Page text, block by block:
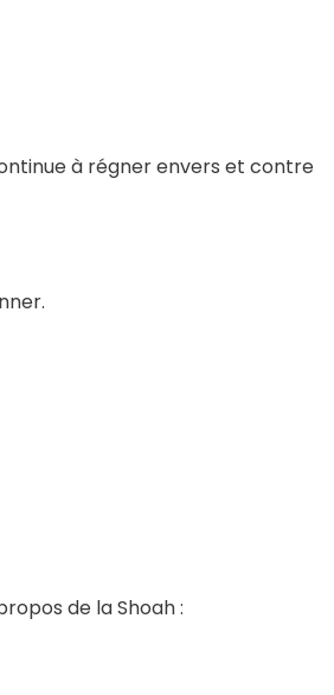
à régner envers et contre
de la Shoah :